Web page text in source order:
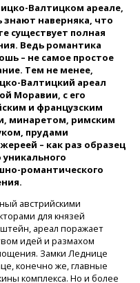
Валтицком ареале,
знают наверняка, что
существует полная
Ведь романтика
– не самое простое
Тем не менее,
Валтицкий ареал
Моравии, с его
и французским
минаретом, римским
прудами
– как раз образец
уникального
романтического
австрийскими
для князей
ареал поражает
идей и размахом
Замки Леднице
конечно же, главные
комплекса. Но и более